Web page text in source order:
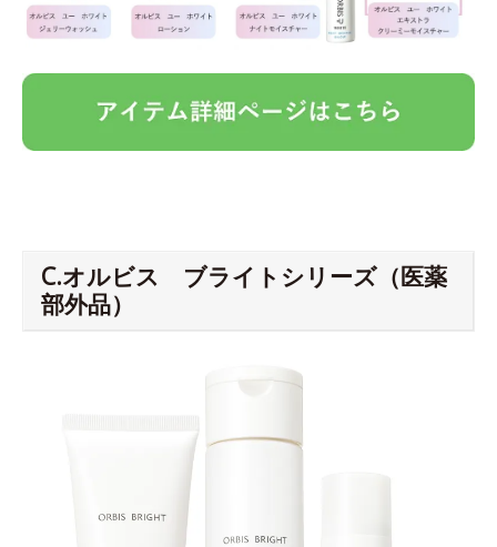
C.オルビス ブライトシリーズ（医薬
部外品）